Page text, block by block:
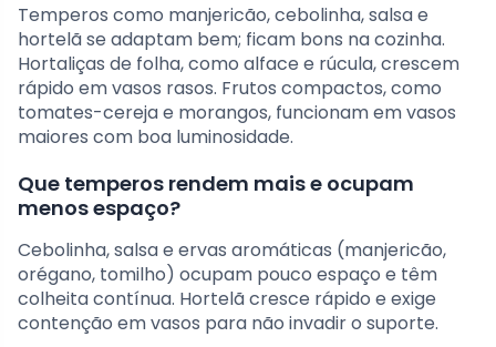
Temperos como manjericão, cebolinha, salsa e
hortelã se adaptam bem; ficam bons na cozinha.
Hortaliças de folha, como alface e rúcula, crescem
rápido em vasos rasos. Frutos compactos, como
tomates-cereja e morangos, funcionam em vasos
maiores com boa luminosidade.
Que temperos rendem mais e ocupam
menos espaço?
Cebolinha, salsa e ervas aromáticas (manjericão,
orégano, tomilho) ocupam pouco espaço e têm
colheita contínua. Hortelã cresce rápido e exige
contenção em vasos para não invadir o suporte.